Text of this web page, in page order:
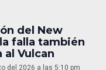
del New
falla también
al Vulcan
del 2026 a las 5:10 pm